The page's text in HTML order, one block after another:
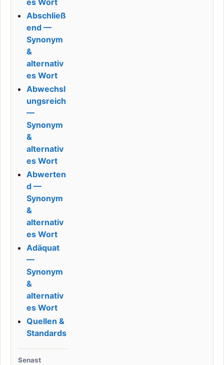
Abschließ
end —
Synonym
&
alternativ
es Wort
Abwechsl
ungsreich
—
Synonym
&
alternativ
es Wort
Abwerten
d —
Synonym
&
alternativ
es Wort
Adäquat
—
Synonym
&
alternativ
es Wort
Quellen &
Standards
Senast